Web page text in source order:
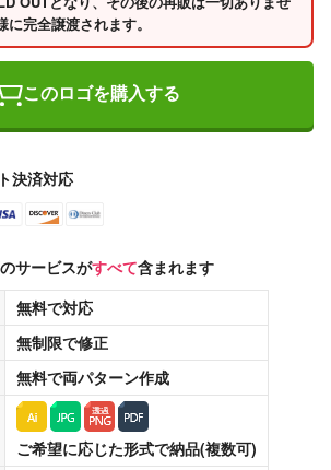
完全譲渡されます。
このロゴを購入する
決済対応
サービスがすべて含まれます
無料で対応
無制限で修正
無料で両パターン作成
ご希望に応じた形式で納品(複数可)